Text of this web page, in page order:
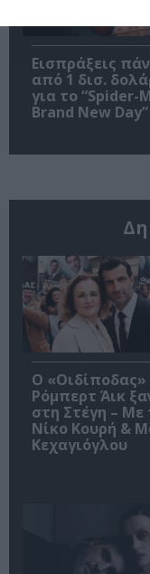
Εισπράξεις
από 1 δισ.
για το “Spider-
Brand New Day”
O «Οιδίποδας»
Ρόμπερτ Άικ
στη Στέγη – Με
Νίκο Κουρή &
Κεχαγιόγλου